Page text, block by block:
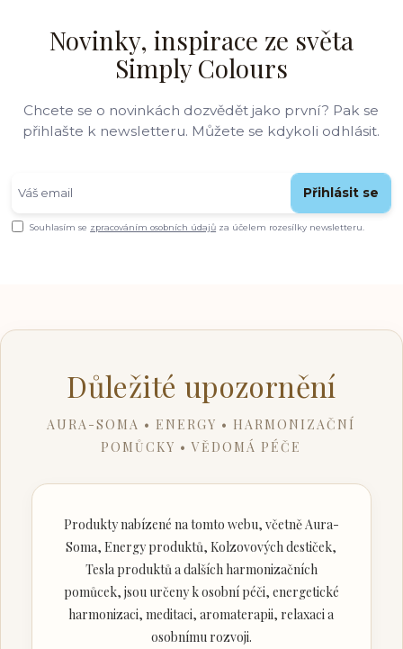
Novinky, inspirace ze světa
Simply Colours
Chcete se o novinkách dozvědět jako první? Pak se
přihlašte k newsletteru. Můžete se kdykoli odhlásit.
Přihlásit se
Souhlasím se zpracováním osobních údajů za účelem rozesílky newsletteru.
Důležité upozornění
AURA-SOMA • ENERGY • HARMONIZAČNÍ
POMŮCKY • VĚDOMÁ PÉČE
Produkty nabízené na tomto webu, včetně Aura-
Soma, Energy produktů, Kolzovových destiček,
Tesla produktů a dalších harmonizačních
pomůcek, jsou určeny k osobní péči, energetické
harmonizaci, meditaci, aromaterapii, relaxaci a
osobnímu rozvoji.